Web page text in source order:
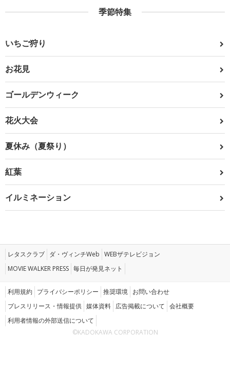
季節特集
いちご狩り
お花見
ゴールデンウィーク
花火大会
夏休み（夏祭り）
紅葉
イルミネーション
レタスクラブ ダ・ヴィンチWeb WEBザテレビジョン
MOVIE WALKER PRESS 毎日が発見ネット
利用規約 プライバシーポリシー 推奨環境 お問い合わせ
プレスリリース・情報提供 媒体資料 広告掲載について 会社概要
利用者情報の外部送信について
©KADOKAWA CORPORATION